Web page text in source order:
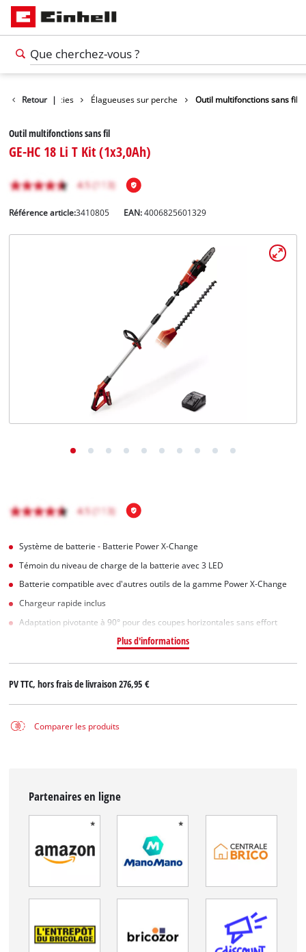
Retour |
de jardin / Scies Élagueuses sur perche Outil multifonctions sans fil
Outil multifonctions sans fil
GE-HC 18 Li T Kit (1x3,0Ah)
Référence article:3410805 EAN:4006825601329
Système de batterie - Batterie Power X-Change
Témoin du niveau de charge de la batterie avec 3 LED
Batterie compatible avec d'autres outils de la gamme Power X-Change
Chargeur rapide inclus
Adaptation pivotante à 90° pour des coupes horizontales sans effort
Plus d'informations
PV TTC, hors frais de livraison276,95 €
Comparer les produits
Partenaires en ligne